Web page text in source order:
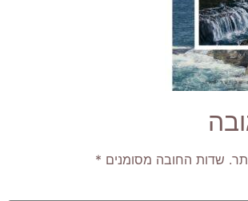
שדות החובה מסומנים *